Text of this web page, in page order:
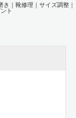
｜靴修理｜サイズ調整｜
ト